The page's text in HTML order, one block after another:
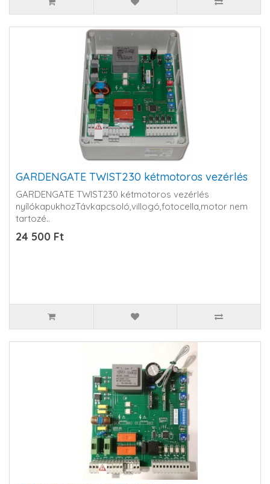
GARDENGATE TWIST230 kétmotoros vezérlés
GARDENGATE TWIST230 kétmotoros vezérlés
nyílókapukhozTávkapcsoló,villogó,fotocella,motor nem
tartozé..
24 500 Ft